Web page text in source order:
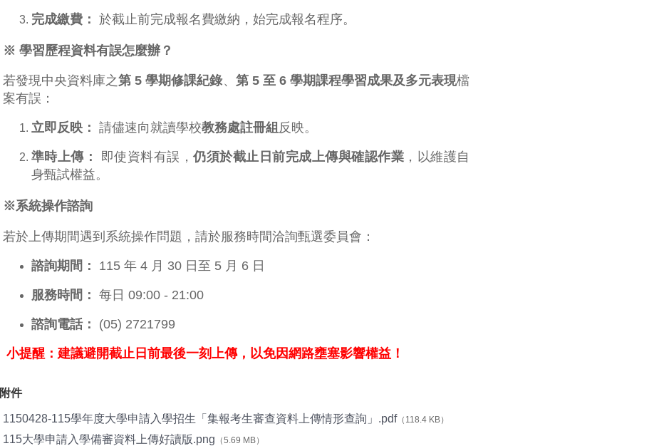
完成繳費： 於截止前完成報名費繳納，始完成報名程序。
※ 學習歷程資料有誤怎麼辦？
若發現中央資料庫之第 5 學期修課紀錄、 第 5 至 6 學期課程學習成果及多元表現檔
案有誤：
立即反映： 請儘速向就讀學校教務處註冊組 反映。
準時上傳： 即使資料有誤，仍須於截止日前完成上傳與確認作業 ，以維護自
身甄試權益。
※系統操作諮詢
若於上傳期間遇到系統操作問題，請於服務時間洽詢甄選委員會：
諮詢期間： 115 年 4 月 30 日至 5 月 6 日
服務時間： 每日 09:00 - 21:00
諮詢電話： (05) 2721799
小提醒：建議避開截止日前最後一刻上傳，以免因網路壅塞影響權益！
附件
1150428-115學年度大學申請入學招生「集報考生審查資料上傳情形查詢」.pdf（118.4 KB）
115大學申請入學備審資料上傳好讀版.png （5.69 MB）